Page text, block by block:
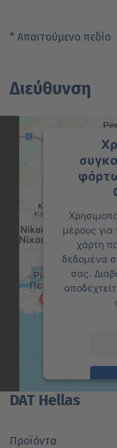
* Απαιτούμενο πεδίο
Διεύθυνση
μέρους
χάρτη
δεδομένα
σας.
powered
DAT Hellas
Προϊόντα